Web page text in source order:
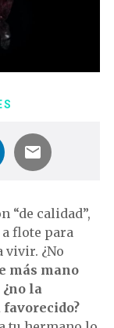
“de calidad”,
flote para
vivir. ¿No
más mano
la
favorecido?